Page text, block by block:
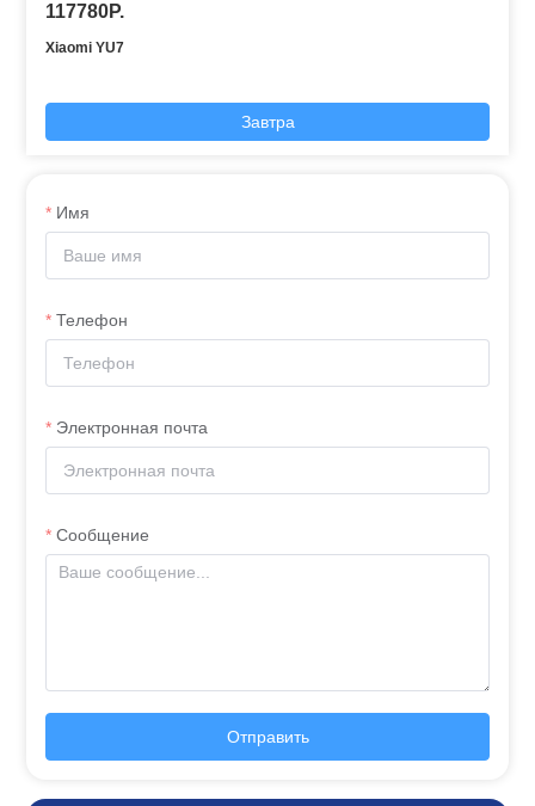
117780P.
Xiaomi YU7
Завтра
Имя
Телефон
Электронная почта
Сообщение
Отправить